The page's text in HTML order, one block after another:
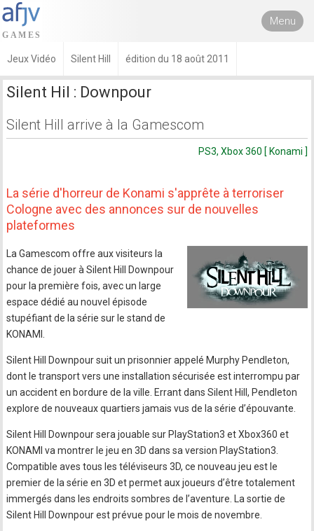
Menu
Jeux Vidéo Silent Hill édition du 18 août 2011
Silent Hil : Downpour
Silent Hill arrive à la Gamescom
PS3, Xbox 360 [ Konami ]
La série d'horreur de Konami s'apprête à terroriser
Cologne avec des annonces sur de nouvelles
plateformes
La Gamescom offre aux visiteurs la
chance de jouer à Silent Hill Downpour
pour la première fois, avec un large
espace dédié au nouvel épisode
stupéfiant de la série sur le stand de
KONAMI.
Silent Hill Downpour suit un prisonnier appelé Murphy Pendleton,
dont le transport vers une installation sécurisée est interrompu par
un accident en bordure de la ville. Errant dans Silent Hill, Pendleton
explore de nouveaux quartiers jamais vus de la série d’épouvante.
Silent Hill Downpour sera jouable sur PlayStation3 et Xbox360 et
KONAMI va montrer le jeu en 3D dans sa version PlayStation3.
Compatible aves tous les téléviseurs 3D, ce nouveau jeu est le
premier de la série en 3D et permet aux joueurs d’être totalement
immergés dans les endroits sombres de l’aventure. La sortie de
Silent Hill Downpour est prévue pour le mois de novembre.